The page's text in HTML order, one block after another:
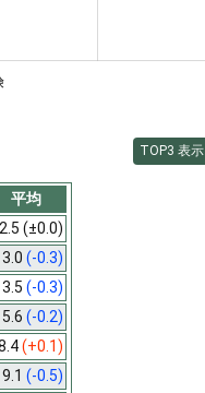
TOP3 表示
平均
2.5 (±0.0)
3.0 (-0.3)
3.5 (-0.3)
5.6 (-0.2)
(+0.1)
9.1 (-0.5)